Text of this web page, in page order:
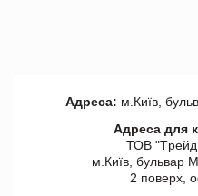
Адреса: м.Київ,
Адреса для
ТОВ
м.Київ, бульвар
2 поверх,